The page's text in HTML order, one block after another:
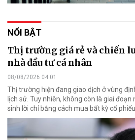
NỔI BẬT
Thị trường giá rẻ và chiến
nhà đầu tư cá nhân
08/08/2026 04:01
Thị trường hiện đang giao dịch ở vùng
lịch sử. Tuy nhiên, không còn là giai
sinh lời chỉ bằng cách mua bất kỳ cổ